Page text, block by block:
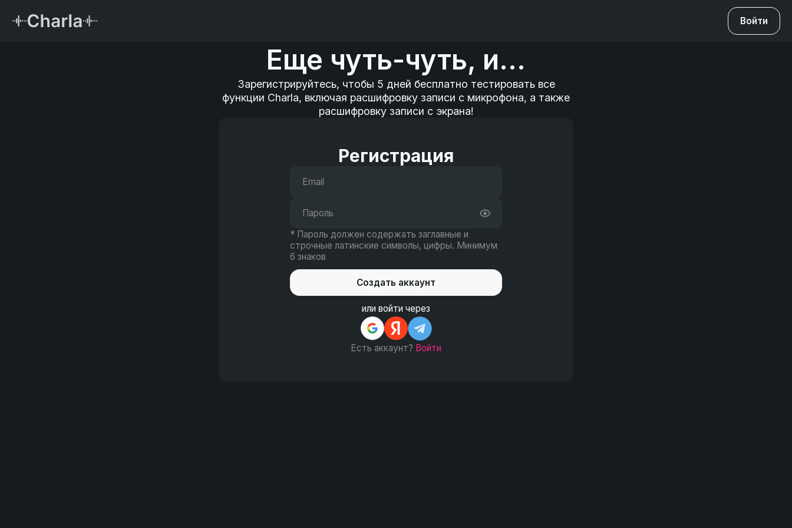
Войти
Еще чуть-чуть, и...
Зарегистрируйтесь, чтобы 5 дней бесплатно тестировать все
функции Charla, включая расшифровку записи с микрофона, а также
расшифровку записи с экрана!
Регистрация
* Пароль должен содержать заглавные и
строчные латинские символы, цифры. Минимум
6 знаков
Создать аккаунт
или войти через
Есть аккаунт? Войти